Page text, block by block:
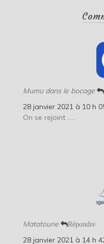
Mumu dans le bocage
28 janvier 2021 à 10 h
On se rejoint …..
Matatoune Répondre
28 janvier 2021 à 14 h